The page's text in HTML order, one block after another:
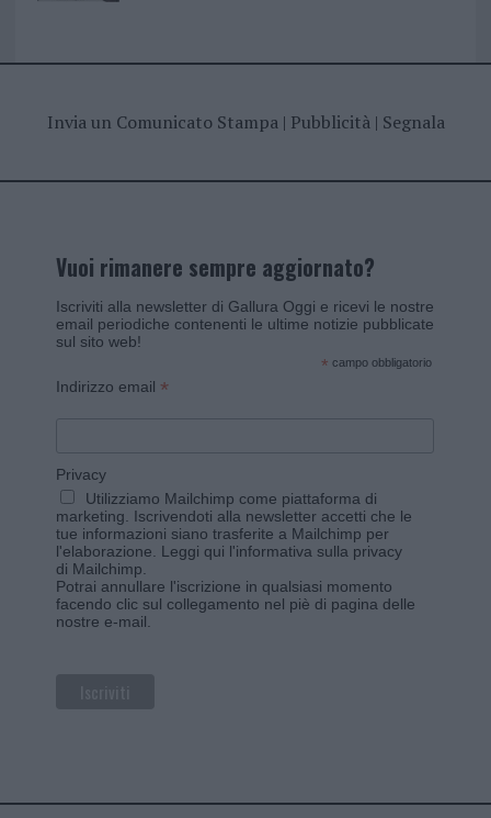
Invia un Comunicato Stampa| Pubblicità| Segnala
Vuoi rimanere sempre aggiornato?
Iscriviti alla newsletter di Gallura Oggi e ricevi le nostre
email periodiche contenenti le ultime notizie pubblicate
sul sito web!
* campo obbligatorio
Indirizzo email *
Privacy
Utilizziamo Mailchimp come piattaforma di
marketing. Iscrivendoti alla newsletter accetti che le
tue informazioni siano trasferite a Mailchimp per
l'elaborazione. Leggi qui l'informativa sulla privacy
di Mailchimp
Potrai annullare l'iscrizione in qualsiasi momento
facendo clic sul collegamento nel piè di pagina delle
nostre e-mail.